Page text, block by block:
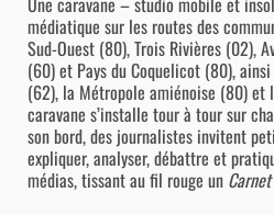
médiatique sur les routes des
Sud-Ouest (80), Trois Rivières (02),
(60) et Pays du Coquelicot (80),
(62), la Métropole amiénoise (80) et
caravane s’installe tour à tour sur
son bord, des journalistes invitent
expliquer, analyser, débattre et
médias, tissant au fil rouge un